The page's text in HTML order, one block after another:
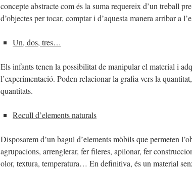
concepte abstracte com és la suma requereix d’un treball
d’objectes per tocar, comptar i d’aquesta manera arribar a
Un, dos, tres…
Els infants tenen la possibilitat de manipular el material i
l’experimentació. Poden relacionar la grafia vers la
quantitats.
Recull d’elements naturals
Disposarem d’un bagul d’elements mòbils que permeten
agrupacions, arrenglerar, fer fileres, apilonar, fer
olor, textura, temperatura… En definitiva, és un material